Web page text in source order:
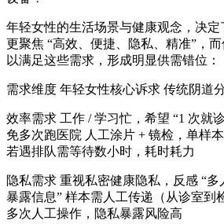
年轻女性的生活场景与健康观念，决
更聚焦 “高效、便捷、隐私、精准”，
以满足这些需求，形成明显供需错位：
需求维度 年轻女性核心诉求 传统阴道
效率需求 工作 / 学习忙，希望 “1 次就
免多次跑医院 人工涂片 + 镜检，单样本
若遇排队需等待数小时，耗时耗力
隐私需求 重视私密健康隐私，反感 “多
暴露信息” 样本需人工传递（从诊室到
多次人工操作，隐私暴露风险高